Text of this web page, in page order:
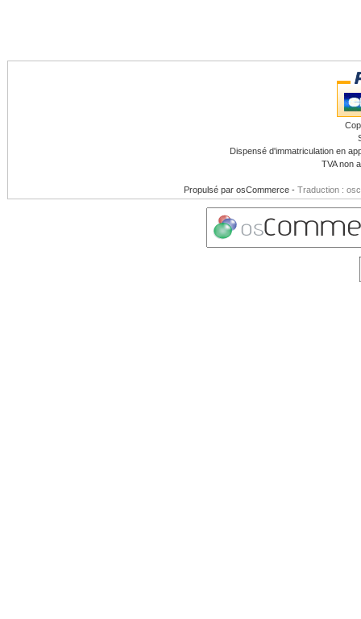
Dispensé d'immatriculation en
TVA non
Propulsé par osCommerce - Traduction :